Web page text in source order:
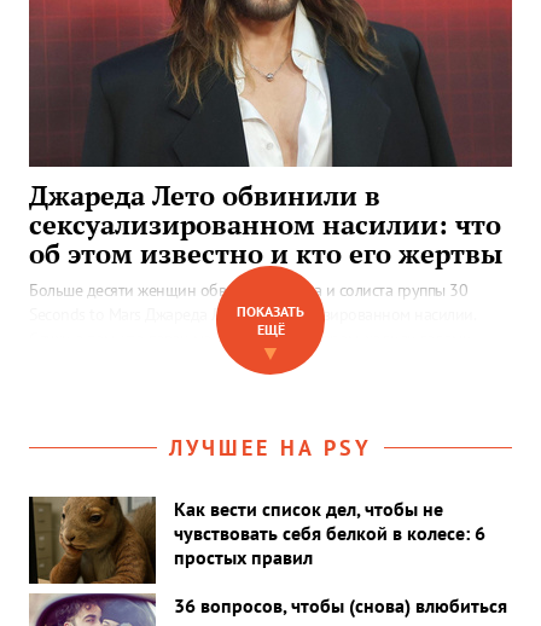
Джареда Лето обвинили в
сексуализированном насилии: что
об этом известно и кто его жертвы
Больше десяти женщин обвинили актера и солиста группы 30
Seconds to Mars Джареда Лето в сексуализированном насилии.
Слухи о том, что певец может быть абьюзером, ходили годами —
ПОКАЗАТЬ
ЕЩЁ
▼
ЛУЧШЕЕ НА PSY
Как вести список дел, чтобы не
чувствовать себя белкой в колесе: 6
простых правил
36 вопросов, чтобы (снова) влюбиться